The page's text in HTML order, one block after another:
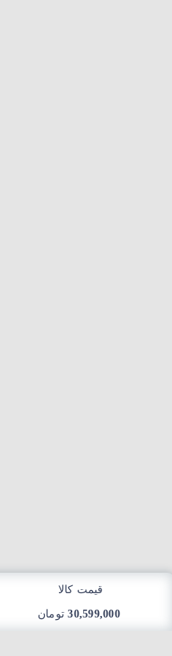
قیمت کالا
30,599,000 تومان